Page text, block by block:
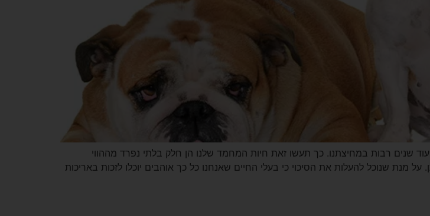
שנים רבות במחיצתנו. כך תעשו זאת חיות המחמד שלנו הן חלק בלתי נפרד מההווי
מנת שנוכל להעלות את הסיכוי כי בעלי החיים שאנחנו כל כך אוהבים יוכלו לזכות באריכות